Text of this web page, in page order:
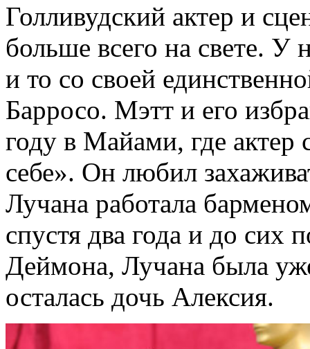
Голливудский актер и
больше всего на свете. У
и то со своей
Барросо. Мэтт и его
году в Майами, где актер
себе». Он любил
Лучана работала
спустя два года и до сих
Деймона, Лучана была
осталась дочь Алексия.